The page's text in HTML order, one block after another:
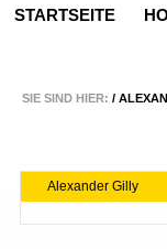
STARTSEITE
SIE SIND HIER: /
Alexander Gilly